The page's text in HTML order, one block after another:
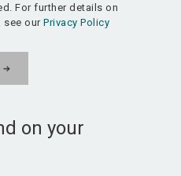
For further details on
see our Privacy Policy
on your